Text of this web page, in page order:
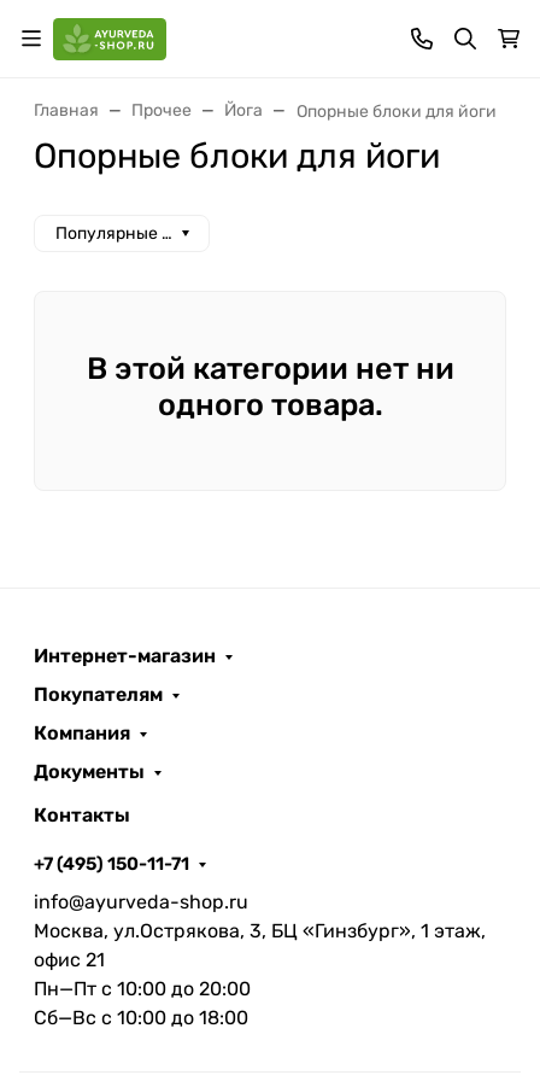
Главная Прочее Йога Опорные блоки для йоги
Опорные блоки для йоги
Популярные сначала
В этой категории нет ни
одного товара.
Интернет-магазин
Покупателям
Компания
Документы
Контакты
+7 (495) 150-11-71
info@ayurveda-shop.ru
Москва, ул.Острякова, 3, БЦ «Гинзбург», 1 этаж,
офис 21
Пн—Пт с 10:00 до 20:00
Сб—Вс с 10:00 до 18:00